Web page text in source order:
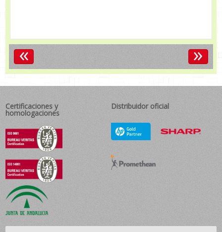
« »
Certificaciones y
homologaciones
Distribuidor oficial